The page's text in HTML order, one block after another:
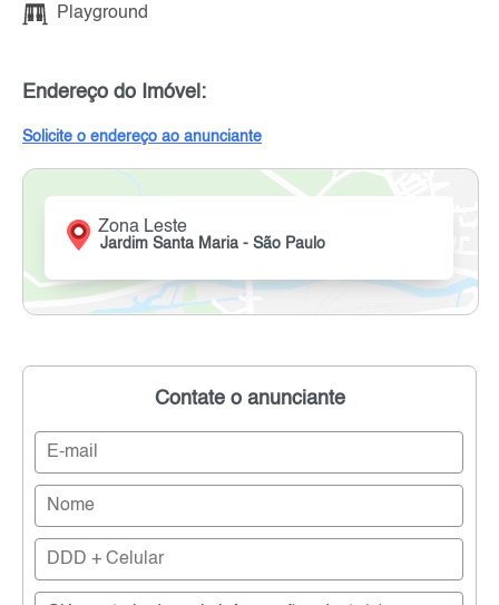
Playground
Endereço do Imóvel:
Solicite o endereço ao anunciante
Zona Leste
Jardim Santa Maria - São Paulo
Contate o anunciante